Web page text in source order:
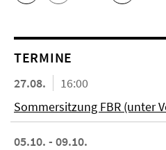
TERMINE
27.08.
16:00
Sommersitzung FBR (unter
05.10. - 09.10.